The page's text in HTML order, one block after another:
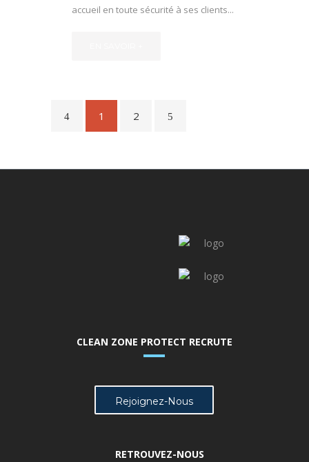
accueil en toute sécurité à ses clients...
1 2
CLEAN ZONE PROTECT RECRUTE
Rejoignez-Nous
RETROUVEZ-NOUS